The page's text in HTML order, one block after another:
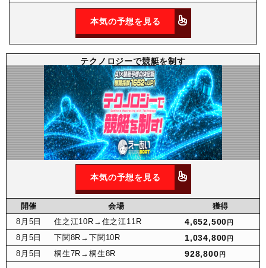
本気の予想を見る
テクノロジーで競艇を制す
本気の予想を見る
開催 会場
獲得
8月 5日 住之江10R →住之江11R 4,652,500 円
8月 5日 下関8R →下関10R 1,034,800 円
8月 5日 桐生7R →桐生8R 928,800 円